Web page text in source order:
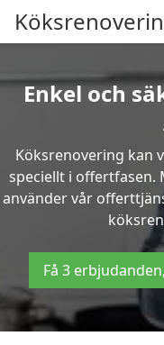
Enkel och
Köksrenovering kan
speciellt i offertfasen.
använder vår
Få 3